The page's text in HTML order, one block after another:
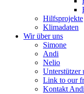
Hilfsprojekte
Klimadaten
Wir über uns
Simone
Andi
Nelio
Unterstützer
Link to our
Kontakt